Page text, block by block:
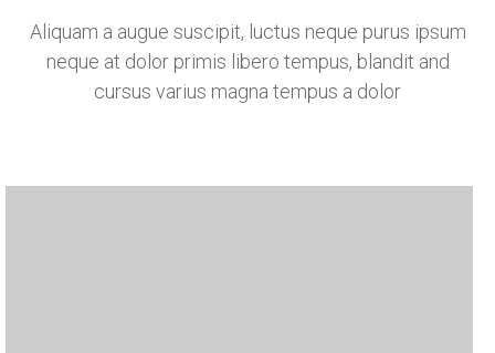
Aliquam a augue suscipit, luctus neque purus ipsum
neque at dolor primis libero tempus, blandit and
cursus varius magna tempus a dolor